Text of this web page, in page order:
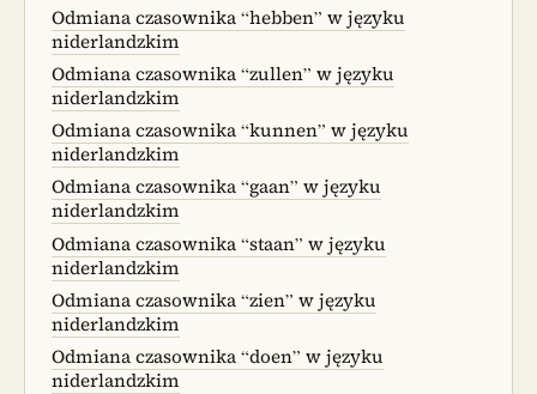
Odmiana czasownika “hebben” w języku
niderlandzkim
Odmiana czasownika “zullen” w języku
niderlandzkim
Odmiana czasownika “kunnen” w języku
niderlandzkim
Odmiana czasownika “gaan” w języku
niderlandzkim
Odmiana czasownika “staan” w języku
niderlandzkim
Odmiana czasownika “zien” w języku
niderlandzkim
Odmiana czasownika “doen” w języku
niderlandzkim